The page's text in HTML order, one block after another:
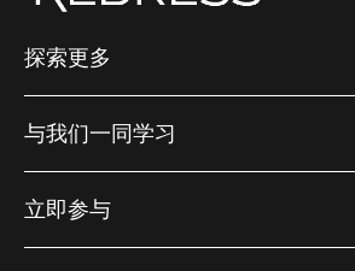
探索更多
与我们一同学习
立即参与